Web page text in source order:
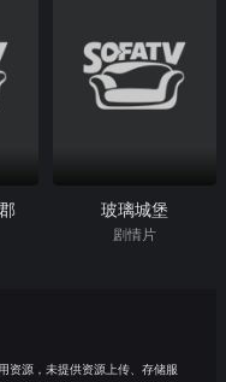
玻璃城堡
剧情片
资源，未提供资源上传、存储服